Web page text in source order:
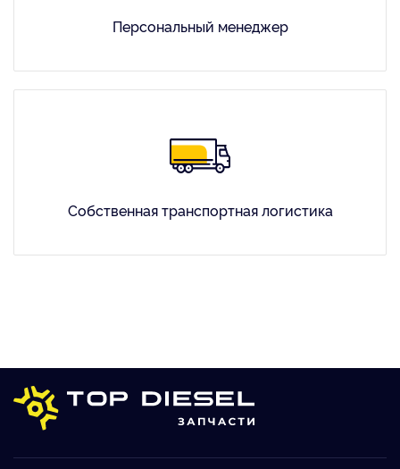
Персональный менеджер
Собственная транспортная логистика